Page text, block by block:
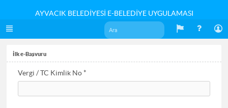
AYVACIK BELEDİYESİ E-BELEDİYE UYGULAMASI
İlk e-Başvuru
Vergi / TC Kimlik No *